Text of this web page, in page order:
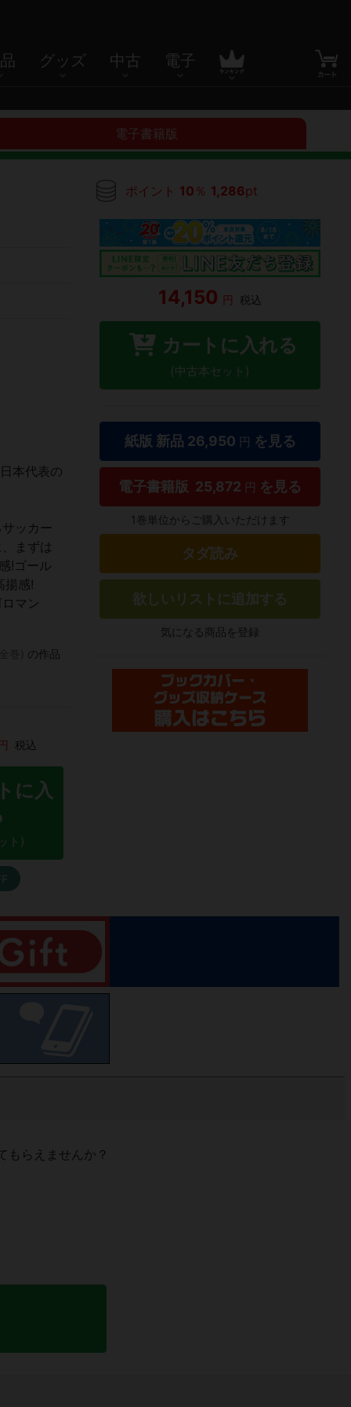
グッズ 中古 電子
電子書籍版
本代表の
ッカー
まずは
!ゴール
揚感!
マン
の作品
税込
に入
ト)
ポイント 10 ％ 1,286pt
14,150 円 税込
カートに入れる
(中古本セット)
紙版 新品 26,950 円 を見る
電子書籍版 25,872 円 を見る
1巻単位からご購入いただけます
タダ読み
欲しいリストに追加する
気になる商品を登録
もらえませんか？